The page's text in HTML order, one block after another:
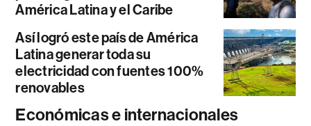
América Latina y el Caribe
Así logró este país de América
Latina generar toda su
electricidad con fuentes 100%
renovables
Económicas e internacionales